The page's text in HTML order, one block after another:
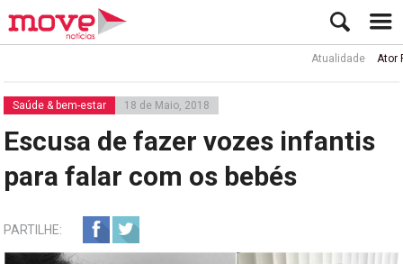
Atualidade Ator Rui
Saúde & bem-estar 18 de Maio, 2018
Escusa de fazer vozes infantis
para falar com os bebés
PARTILHE: